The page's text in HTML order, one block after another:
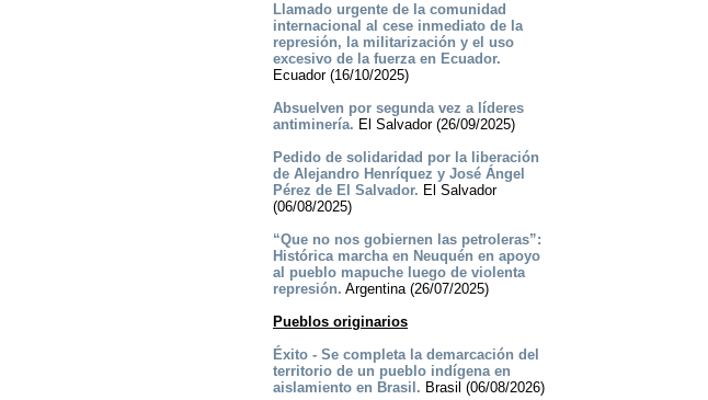
Llamado urgente de la comunidad
internacional al cese inmediato de la
represión, la militarización y el uso
excesivo de la fuerza en Ecuador.
Ecuador (16/10/2025)
Absuelven por segunda vez a líderes
antiminería. El Salvador (26/09/2025)
Pedido de solidaridad por la liberación
de Alejandro Henríquez y José Ángel
Pérez de El Salvador. El Salvador
(06/08/2025)
“Que no nos gobiernen las petroleras”:
Histórica marcha en Neuquén en apoyo
al pueblo mapuche luego de violenta
represión. Argentina (26/07/2025)
Pueblos originarios
Éxito - Se completa la demarcación del
territorio de un pueblo indígena en
aislamiento en Brasil. Brasil (06/08/2026)